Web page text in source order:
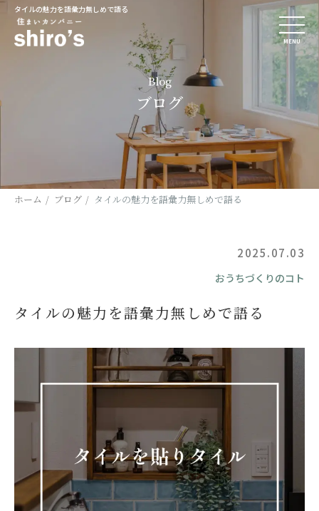
タイルの魅力を語彙力無しめで語る
MENU
Blog
ブログ
ホーム ブログ タイルの魅力を語彙力無しめで語る
2025.07.03
おうちづくりのコト
タイルの魅力を語彙力無しめで語る